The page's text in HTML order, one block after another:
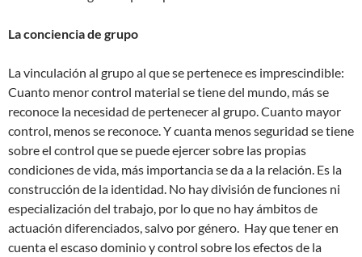
La conciencia de grupo
La vinculación al grupo al que se pertenece es imprescindible:
Cuanto menor control material se tiene del mundo, más se
reconoce la necesidad de pertenecer al grupo. Cuanto mayor
control, menos se reconoce. Y cuanta menos seguridad se tiene
sobre el control que se puede ejercer sobre las propias
condiciones de vida, más importancia se da a la relación. Es la
construcción de la identidad. No hay división de funciones ni
especialización del trabajo, por lo que no hay ámbitos de
actuación diferenciados, salvo por género. Hay que tener en
cuenta el escaso dominio y control sobre los efectos de la